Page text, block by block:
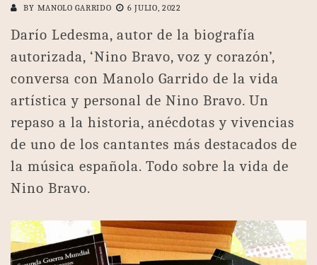
BY MANOLO GARRIDO 6 JULIO, 2022
Darío Ledesma, autor de la biografía
autorizada, ‘Nino Bravo, voz y corazón’,
conversa con Manolo Garrido de la vida
artística y personal de Nino Bravo. Un
repaso a la historia, anécdotas y vivencias
de uno de los cantantes más destacados de
la música española. Todo sobre la vida de
Nino Bravo.